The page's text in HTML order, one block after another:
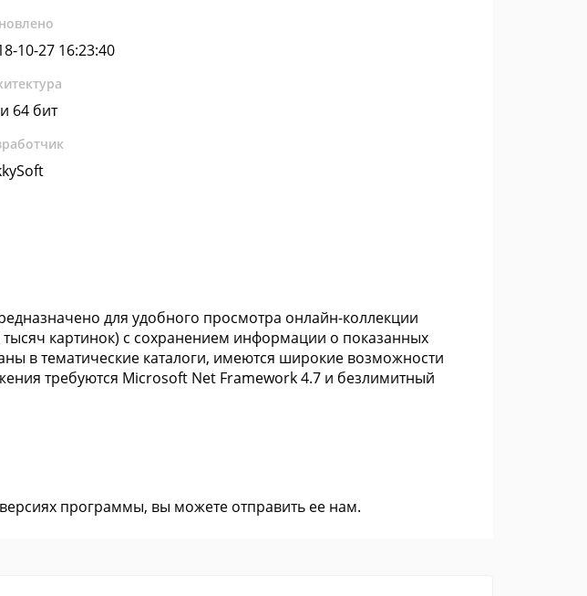
10-27 16:23:40
64 бит
для удобного просмотра онлайн-коллекции
картинок) с сохранением информации о показанных
в тематические каталоги, имеются широкие возможности
требуются Microsoft Net Framework 4.7 и безлимитный
программы, вы можете отправить ее нам.